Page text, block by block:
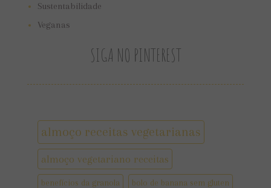
Sustentabilidade
Veganas
SIGA NO PINTEREST
almoço receitas vegetarianas
almoço vegetariano receitas
benefícios da granola bolo de banana sem gluten